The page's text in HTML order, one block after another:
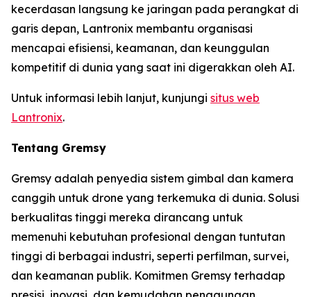
kecerdasan langsung ke jaringan pada perangkat di
garis depan, Lantronix membantu organisasi
mencapai efisiensi, keamanan, dan keunggulan
kompetitif di dunia yang saat ini digerakkan oleh AI.
Untuk informasi lebih lanjut, kunjungi situs web
Lantronix.
Tentang Gremsy
Gremsy adalah penyedia sistem gimbal dan kamera
canggih untuk drone yang terkemuka di dunia. Solusi
berkualitas tinggi mereka dirancang untuk
memenuhi kebutuhan profesional dengan tuntutan
tinggi di berbagai industri, seperti perfilman, survei,
dan keamanan publik. Komitmen Gremsy terhadap